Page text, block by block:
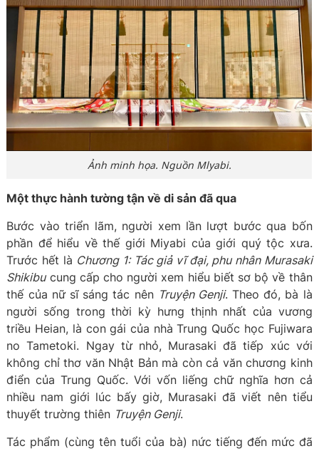
Ảnh minh họa. Nguồn Mlyabi.
Một thực hành tường tận về di sản đã qua
Bước vào triển lãm, người xem lần lượt bước qua bốn
phần để hiểu về thế giới Miyabi của giới quý tộc xưa.
Trước hết là Chương 1: Tác giả vĩ đại, phu nhân Murasaki
Shikibucung cấp cho người xem hiểu biết sơ bộ về thân
thế của nữ sĩ sáng tác nên Truyện Genji. Theo đó, bà là
người sống trong thời kỳ hưng thịnh nhất của vương
triều Heian, là con gái của nhà Trung Quốc học Fujiwara
no Tametoki. Ngay từ nhỏ, Murasaki đã tiếp xúc với
không chỉ thơ văn Nhật Bản mà còn cả văn chương kinh
điển của Trung Quốc. Với vốn liếng chữ nghĩa hơn cả
nhiều nam giới lúc bấy giờ, Murasaki đã viết nên tiểu
thuyết trường thiên Truyện Genji.
Tác phẩm (cùng tên tuổi của bà) nức tiếng đến mức đã